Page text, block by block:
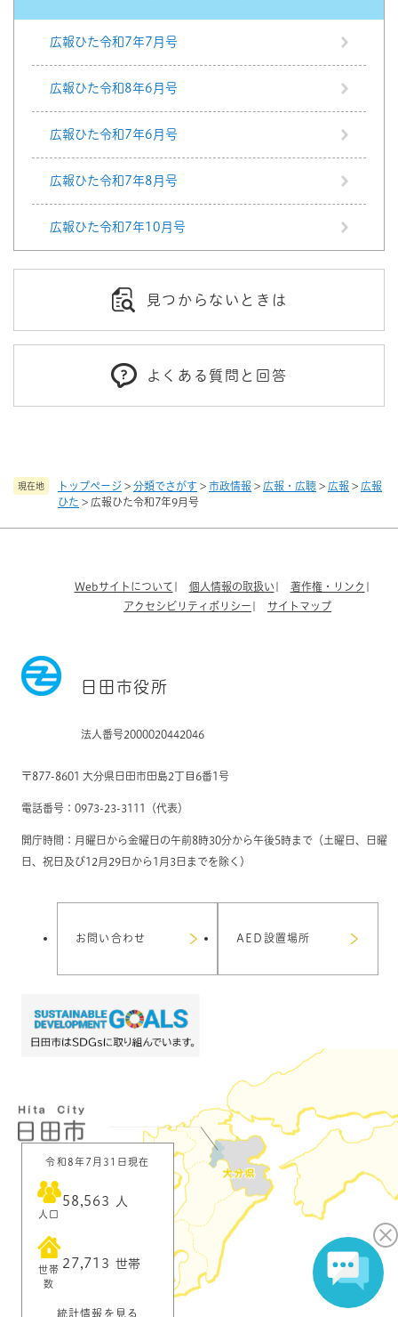
現在地 トップページ > 分類でさがす > 市政情報 > 広報・広聴 > 広報 > 広報
ひた > 広報ひた令和7年9月号
広報ひた令和7年7月号
広報ひた令和8年6月号
広報ひた令和7年6月号
広報ひた令和7年8月号
広報ひた令和7年10月号
見つからないときは
よくある質問と回答
Webサイトについて 個人情報の取扱い
著作権・リンク
アクセシビリティポリシー
サイトマップ
日田市役所
法人番号2000020442046
〒877-8601 大分県日田市田島2丁目6番1号
電話番号：0973-23-3111（代表）
開庁時間：月曜日から金曜日の午前8時30分から午後5時まで（土曜日、日曜
日、祝日及び12月29日から1月3日までを除く）
お問い合わせ AED設置場所
令和8年7月31日現在
人口
58,563 人
世帯
数
27,713 世帯
統計情報を見る